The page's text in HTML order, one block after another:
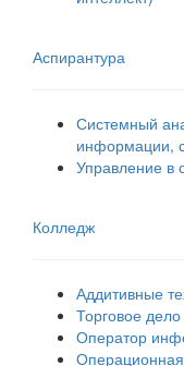
Аспирантура
Системный
информации,
Управление в
Колледж
Аддитивные
Торговое дело
Оператор
Операционная